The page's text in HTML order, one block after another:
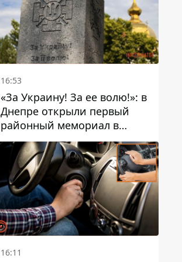
16:53
«За Украину! За ее волю!»: в
Днепре открыли первый
районный мемориал в
честь погибших
Защитников
16:11